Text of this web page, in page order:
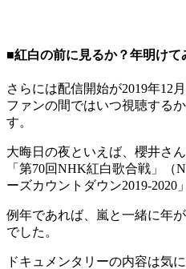
■紅白の前に見るか？年明け
さらには配信開始が2019年12
ファンの間ではいつ視聴する
す。
大晦日の夜といえば、櫻井さ
「第70回NHK紅白歌合戦」
ーズカウントダウン2019-2020
例年であれば、嵐と一緒に年
でした。
ドキュメンタリーの内容は気